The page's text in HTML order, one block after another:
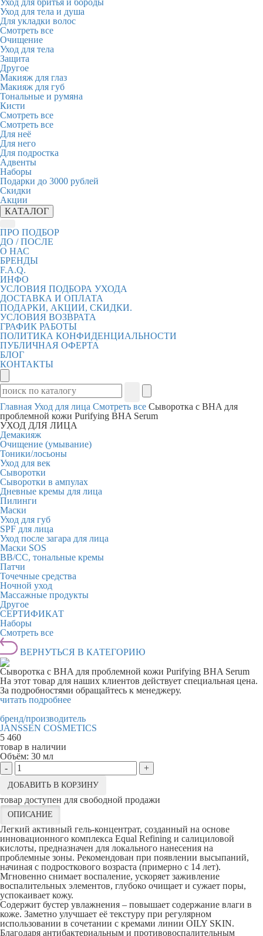
Уход для бритья и бороды
Уход для тела и душа
Для укладки волос
Смотреть все
Очищение
Уход для тела
Защита
Другое
Макияж для глаз
Макияж для губ
Тональные и румяна
Кисти
Смотреть все
Смотреть все
Для неё
Для него
Для подростка
Адвенты
Наборы
Подарки до 3000 рублей
Скидки
Акции
КАТАЛОГ
ПРО ПОДБОР
ДО / ПОСЛЕ
О НАС
БРЕНДЫ
F.A.Q.
ИНФО
УСЛОВИЯ ПОДБОРА УХОДА
ДОСТАВКА И ОПЛАТА
ПОДАРКИ, АКЦИИ, СКИДКИ.
УСЛОВИЯ ВОЗВРАТА
ГРАФИК РАБОТЫ
ПОЛИТИКА КОНФИДЕНЦИАЛЬНОСТИ
ПУБЛИЧНАЯ ОФЕРТА
БЛОГ
КОНТАКТЫ
Главная Уход для лица Смотреть все Сыворотка с BHA для
проблемной кожи Purifying BHA Serum
УХОД ДЛЯ ЛИЦА
Демакияж
Очищение (умывание)
Тоники/лосьоны
Уход для век
Сыворотки
Сыворотки в ампулах
Дневные кремы для лица
Пилинги
Маски
Уход для губ
SPF для лица
Уход после загара для лица
Маски SOS
BB/CC, тональные кремы
Патчи
Точечные средства
Ночной уход
Массажные продукты
Другое
СЕРТИФИКАТ
Наборы
Смотреть все
ВЕРНУТЬСЯ В КАТЕГОРИЮ
Сыворотка с BHA для проблемной кожи Purifying BHA Serum
На этот товар для наших клиентов действует специальная цена.
За подробностями обращайтесь к менеджеру.
читать подробнее
бренд/производитель
JANSSEN COSMETICS
5 460
товар в наличии
Объём: 30 мл
-
+
ДОБАВИТЬ В КОРЗИНУ
товар доступен для свободной продажи
ОПИСАНИЕ
Легкий активный гель-концентрат, созданный на основе
инновационного комплекса Equal Refining и салициловой
кислоты, предназначен для локального нанесения на
проблемные зоны. Рекомендован при появлении высыпаний,
начиная с подросткового возраста (примерно с 14 лет).
Мгновенно снимает воспаление, ускоряет заживление
воспалительных элементов, глубоко очищает и сужает поры,
успокаивает кожу.
Содержит бустер увлажнения – повышает содержание влаги в
коже. Заметно улучшает её текстуру при регулярном
использовании в сочетании с кремами линии OILY SKIN.
Благодаря антибактериальным и противовоспалительным